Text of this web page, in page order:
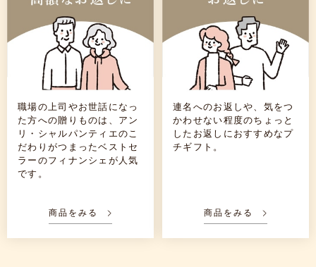
職場の上司やお世話になっ
た方への贈りものは、アン
リ・シャルパンティエのこ
だわりがつまったベストセ
ラーのフィナンシェが人気
です。
商品をみる
連名へのお返しや、気をつ
かわせない程度のちょっと
したお返しにおすすめなプ
チギフト。
商品をみる